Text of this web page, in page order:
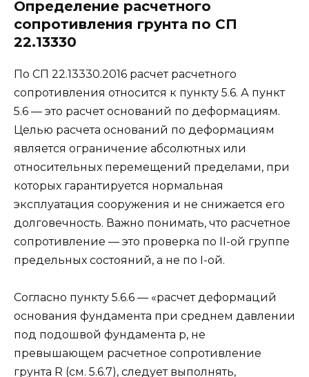
Определение расчетного
сопротивления грунта по СП
22.13330
По СП 22.13330.2016 расчет расчетного
сопротивления относится к пункту 5.6. А пункт
5.6 — это расчет оснований по деформациям.
Целью расчета оснований по деформациям
является ограничение абсолютных или
относительных перемещений пределами, при
которых гарантируется нормальная
эксплуатация сооружения и не снижается его
долговечность. Важно понимать, что расчетное
сопротивление — это проверка по II-ой группе
предельных состояний, а не по I-ой.
Согласно пункту 5.6.6 — «расчет деформаций
основания фундамента при среднем давлении
под подошвой фундамента р, не
превышающем расчетное сопротивление
грунта R (см. 5.6.7), следует выполнять,